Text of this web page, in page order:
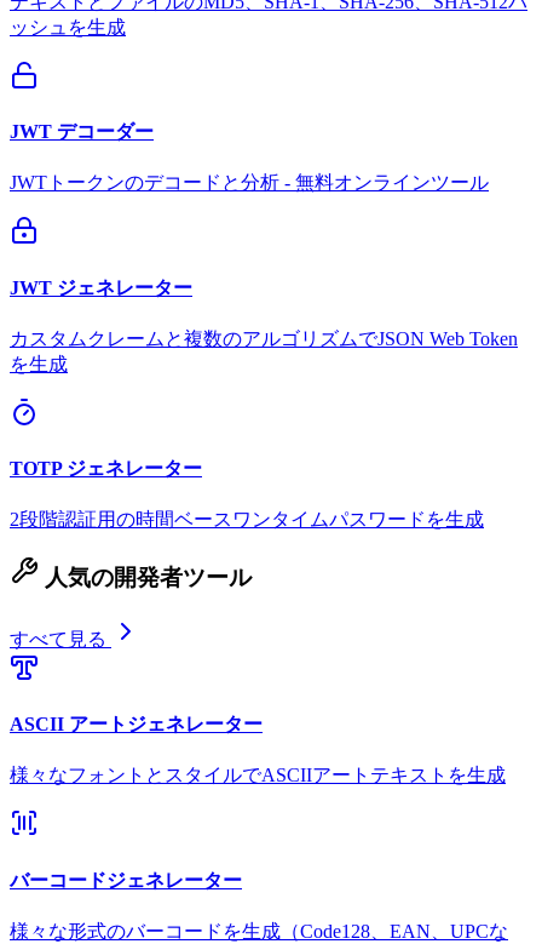
ッシュを生成
JWT デコーダー
JWTトークンのデコードと分析 - 無料オンラインツール
JWT ジェネレーター
カスタムクレームと複数のアルゴリズムでJSON Web Token
を生成
TOTP ジェネレーター
2段階認証用の時間ベースワンタイムパスワードを生成
人気の開発者ツール
すべて見る
ASCII アートジェネレーター
様々なフォントとスタイルでASCIIアートテキストを生成
バーコードジェネレーター
様々な形式のバーコードを生成（Code128、EAN、UPCな